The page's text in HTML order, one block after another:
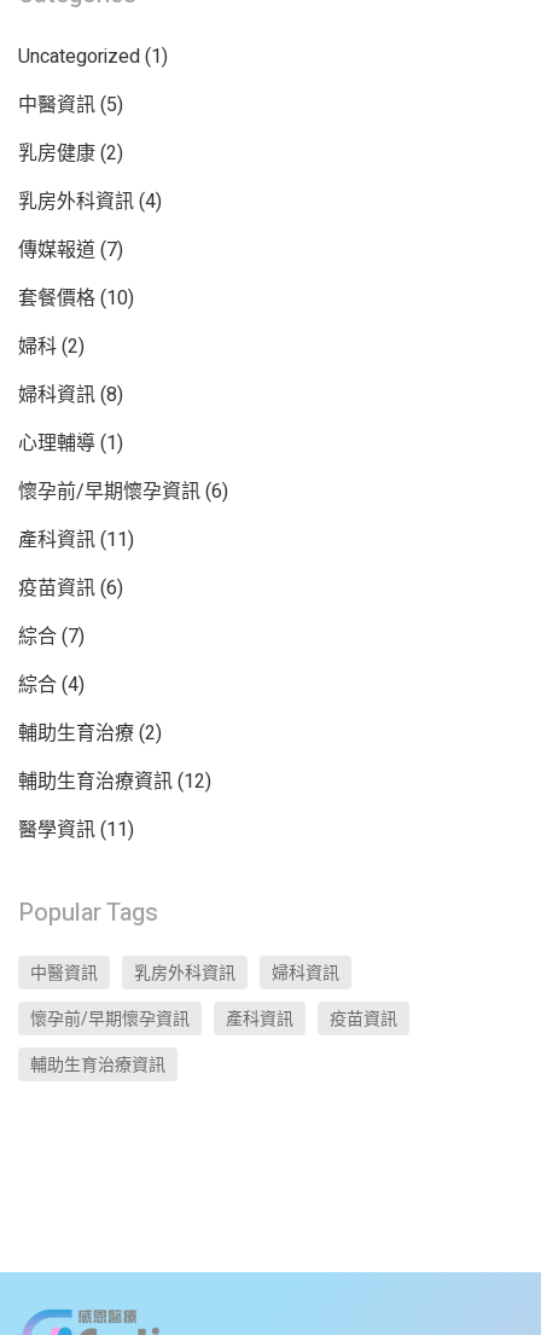
Uncategorized(1)
中醫資訊(5)
乳房健康(2)
乳房外科資訊(4)
傳媒報道(7)
套餐價格(10)
婦科(2)
婦科資訊(8)
心理輔導(1)
懷孕前/早期懷孕資訊(6)
產科資訊(11)
疫苗資訊(6)
綜合(7)
綜合(4)
輔助生育治療(2)
輔助生育治療資訊(12)
醫學資訊(11)
Popular Tags
中醫資訊 乳房外科資訊
婦科資訊
懷孕前/早期懷孕資訊
產科資訊
疫苗資訊
輔助生育治療資訊